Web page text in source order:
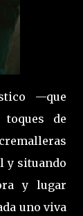
—que
de
y situando
y lugar
uno viva